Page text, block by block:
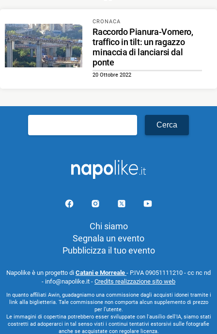
CRONACA
Raccordo Pianura-Vomero,
traffico in tilt: un ragazzo
minaccia di lanciarsi dal
ponte
20 Ottobre 2022
per:
Chi siamo
Segnala un evento
Pubblicizza il tuo evento
Napolike è un progetto di Catani e Morreale - P.IVA 09051111210 - cc nc nd
- info@napolike.it - Credits realizzazione sito web
In quanto affiliati Awin, guadagniamo una commissione dagli acquisti idonei tramite i
link alla biglietteria. Tale commissione non comporta alcun supplemento di prezzo
per l’utente.
Le immagini di copertina potrebbero esser sviluppate con l'ausilio dell'IA, siamo stati
costretti ad adoperarci in tal senso visti i continui tentativi estorsivi sulle fotografie
anche se acquistate con regolare licenza.